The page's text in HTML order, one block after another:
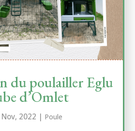
du poulailler Eglu
d’Omlet
2022 | Poule